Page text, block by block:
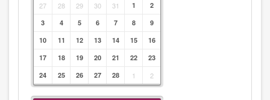
27 28 29 30 31 1
2
3
4 5 6 7 8
9
10
11 12 13 14 15
16
17
18 19 20 21 22
23
24
25 26 27 28 1 2